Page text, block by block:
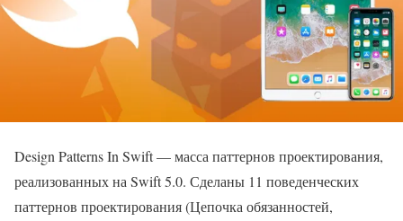
Design Patterns In Swift — масса паттернов проектирования,
реализованных на Swift 5.0. Сделаны 11 поведенческих
паттернов проектирования (Цепочка обязанностей,